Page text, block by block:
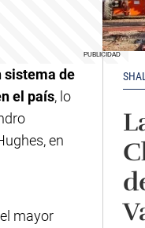
sistema de
el país, lo
en
el mayor